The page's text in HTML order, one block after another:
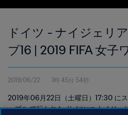
ドイツ - ナイジェリ
ブ16 | 2019 FIFA 女子
プ フランス | ハイラ
2019/06/22 1時 45分 54秒
2019年06月22日（土曜日）17:30 に
ーブル で行われた ドイツ vs ナイジェ